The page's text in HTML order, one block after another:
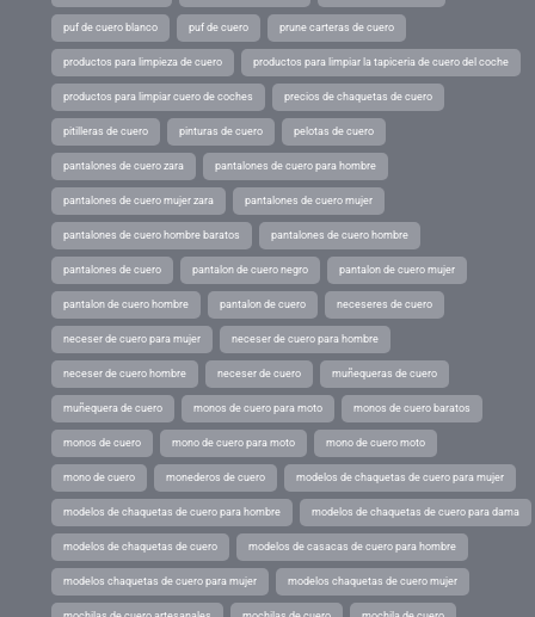
puf de cuero blanco puf de cuero prune carteras de cuero
productos para limpieza de cuero productos para limpiar la tapiceria de cuero del coche
productos para limpiar cuero de coches precios de chaquetas de cuero
pitilleras de cuero pinturas de cuero pelotas de cuero
pantalones de cuero zara pantalones de cuero para hombre
pantalones de cuero mujer zara pantalones de cuero mujer
pantalones de cuero hombre baratos pantalones de cuero hombre
pantalones de cuero pantalon de cuero negro pantalon de cuero mujer
pantalon de cuero hombre pantalon de cuero neceseres de cuero
neceser de cuero para mujer neceser de cuero para hombre
neceser de cuero hombre neceser de cuero muñequeras de cuero
muñequera de cuero monos de cuero para moto monos de cuero baratos
monos de cuero mono de cuero para moto mono de cuero moto
mono de cuero monederos de cuero modelos de chaquetas de cuero para mujer
modelos de chaquetas de cuero para hombre modelos de chaquetas de cuero para dama
modelos de chaquetas de cuero modelos de casacas de cuero para hombre
modelos chaquetas de cuero para mujer modelos chaquetas de cuero mujer